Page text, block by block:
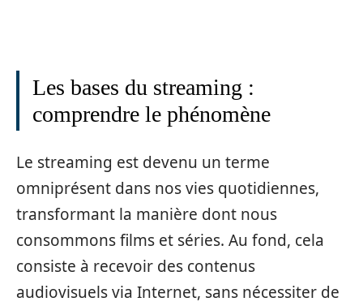
Les bases du streaming :
comprendre le phénomène
Le streaming est devenu un terme
omniprésent dans nos vies quotidiennes,
transformant la manière dont nous
consommons films et séries. Au fond, cela
consiste à recevoir des contenus
audiovisuels via Internet, sans nécessiter de